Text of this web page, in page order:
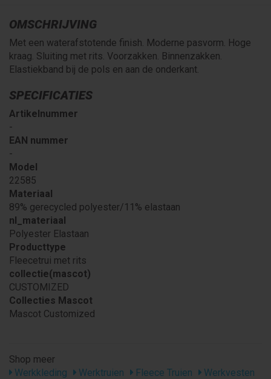
OMSCHRIJVING
Met een waterafstotende finish. Moderne pasvorm. Hoge
kraag. Sluiting met rits. Voorzakken. Binnenzakken.
Elastiekband bij de pols en aan de onderkant.
SPECIFICATIES
Artikelnummer
-
EAN nummer
-
Model
22585
Materiaal
89% gerecycled polyester/11% elastaan
nl_materiaal
Polyester Elastaan
Producttype
Fleecetrui met rits
collectie(mascot)
CUSTOMIZED
Collecties Mascot
Mascot Customized
Shop meer
Werkkleding
Werktruien Fleece Truien
Werkvesten